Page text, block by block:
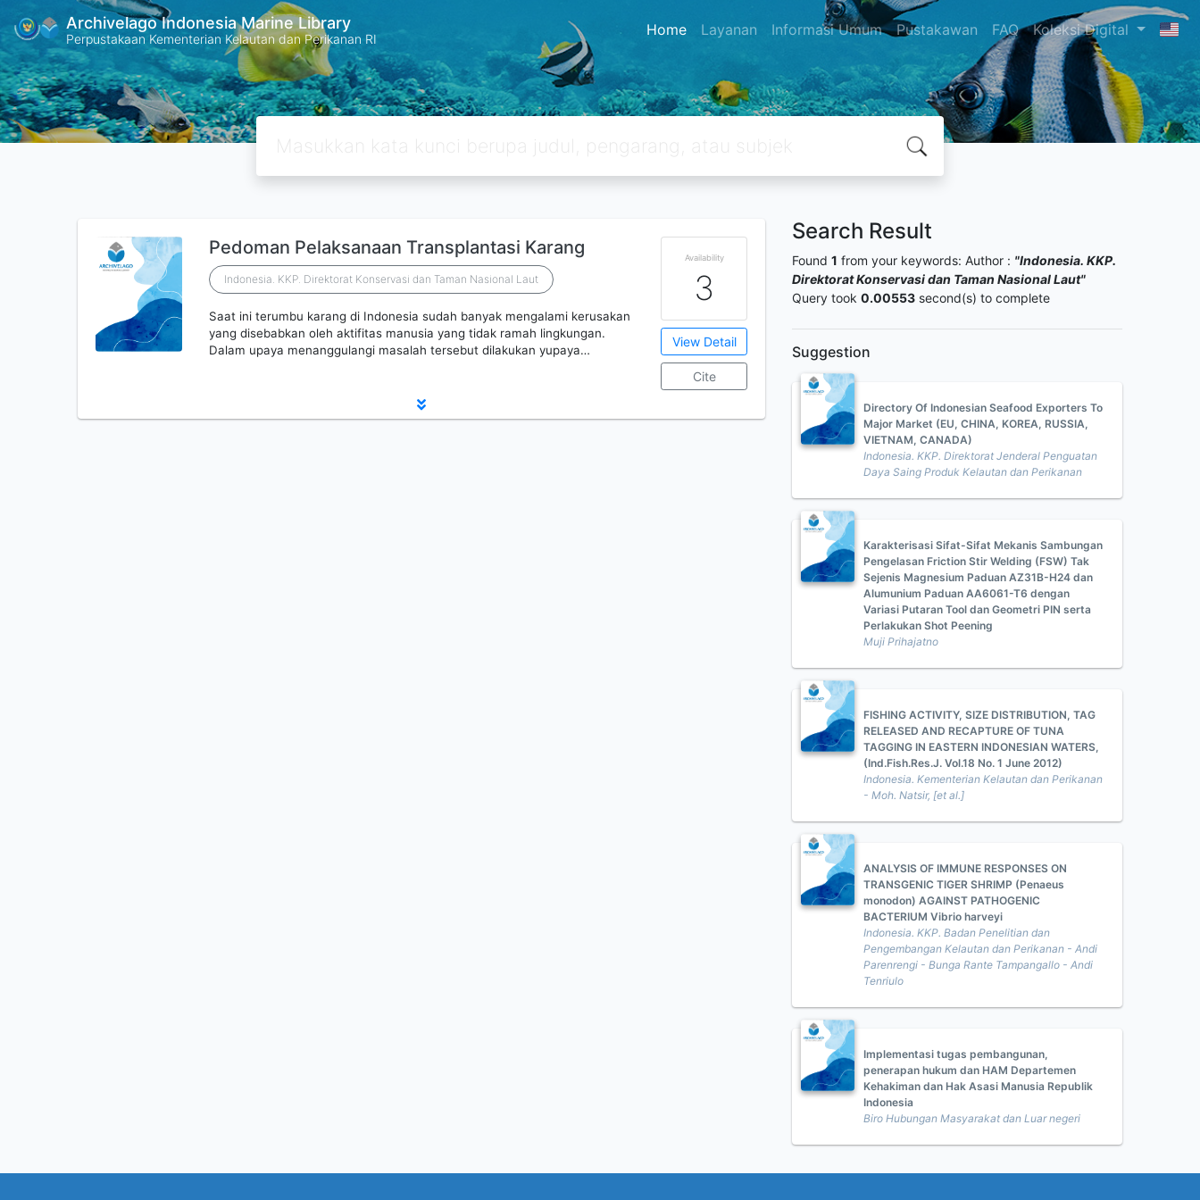
Archivelago Indonesia Marine Library
Perpustakaan Kementerian Kelautan dan Perikanan RI Home Layanan Informasi Umum Pustakawan FAQ Koleksi Digital
Pedoman Pelaksanaan Transplantasi Karang
Indonesia. KKP. Direktorat Konservasi dan Taman Nasional Laut
Saat ini terumbu karang di Indonesia sudah banyak mengalami kerusakan
yang disebabkan oleh aktifitas manusia yang tidak ramah lingkungan.
Dalam upaya menanggulangi masalah tersebut dilakukan yupaya…
Availability
3
View Detail
Cite
Search Result
Found 1 from your keywords: Author : "Indonesia. KKP.
Direktorat Konservasi dan Taman Nasional Laut"
Query took 0.00553 second(s) to complete
Suggestion
Directory Of Indonesian Seafood Exporters To
Major Market (EU, CHINA, KOREA, RUSSIA,
VIETNAM, CANADA)
Indonesia. KKP. Direktorat Jenderal Penguatan
Daya Saing Produk Kelautan dan Perikanan
Karakterisasi Sifat-Sifat Mekanis Sambungan
Pengelasan Friction Stir Welding (FSW) Tak
Sejenis Magnesium Paduan AZ31B-H24 dan
Alumunium Paduan AA6061-T6 dengan
Variasi Putaran Tool dan Geometri PIN serta
Perlakukan Shot Peening
Muji Prihajatno
FISHING ACTIVITY, SIZE DISTRIBUTION, TAG
RELEASED AND RECAPTURE OF TUNA
TAGGING IN EASTERN INDONESIAN WATERS,
(Ind.Fish.Res.J. Vol.18 No. 1 June 2012)
Indonesia. Kementerian Kelautan dan Perikanan
- Moh. Natsir, [et al.]
ANALYSIS OF IMMUNE RESPONSES ON
TRANSGENIC TIGER SHRIMP (Penaeus
monodon) AGAINST PATHOGENIC
BACTERIUM Vibrio harveyi
Indonesia. KKP. Badan Penelitian dan
Pengembangan Kelautan dan Perikanan - Andi
Parenrengi - Bunga Rante Tampangallo - Andi
Tenriulo
Implementasi tugas pembangunan,
penerapan hukum dan HAM Departemen
Kehakiman dan Hak Asasi Manusia Republik
Indonesia
Biro Hubungan Masyarakat dan Luar negeri